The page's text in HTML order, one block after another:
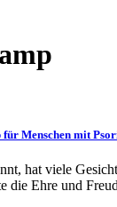
Menschen mit
hat viele
die Ehre und